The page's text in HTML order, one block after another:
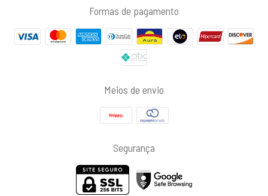
Formas de pagamento
Meios de envio
Segurança